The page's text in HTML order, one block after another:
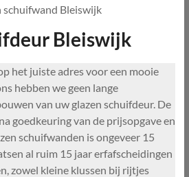
schuifwand Bleiswijk
Bleiswijk
het juiste adres voor een mooie
hebben we geen lange
van uw glazen schuifdeur. De
goedkeuring van de prijsopgave en
schuifwanden is ongeveer 15
al ruim 15 jaar erfafscheidingen
zowel kleine klussen bij rijtjes